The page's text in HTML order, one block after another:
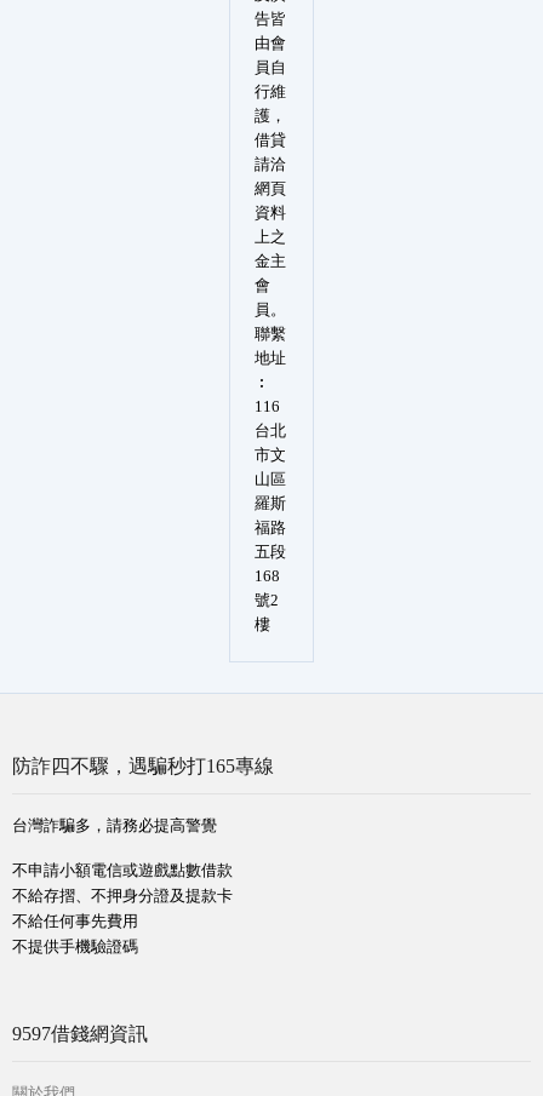
告皆
由會
員自
行維
護，
借貸
請洽
網頁
資料
上之
金主
會
員。
聯繫
地址
︰
116
台北
市文
山區
羅斯
福路
五段
168
號2
樓
防詐四不驟，遇騙秒打165專線
台灣詐騙多，請務必提高警覺
不申請小額電信或遊戲點數借款
不給存摺、不押身分證及提款卡
不給任何事先費用
不提供手機驗證碼
9597借錢網資訊